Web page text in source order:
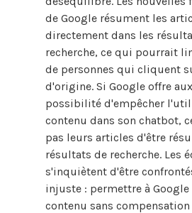
de Google résument les
directement dans les
recherche, ce qui pourrait
de personnes qui cliquent
d'origine. Si Google offre
possibilité d'empêcher
contenu dans son chatbot,
pas leurs articles d'être
résultats de recherche. Les
s'inquiètent d'être
injuste : permettre à
contenu sans compensation